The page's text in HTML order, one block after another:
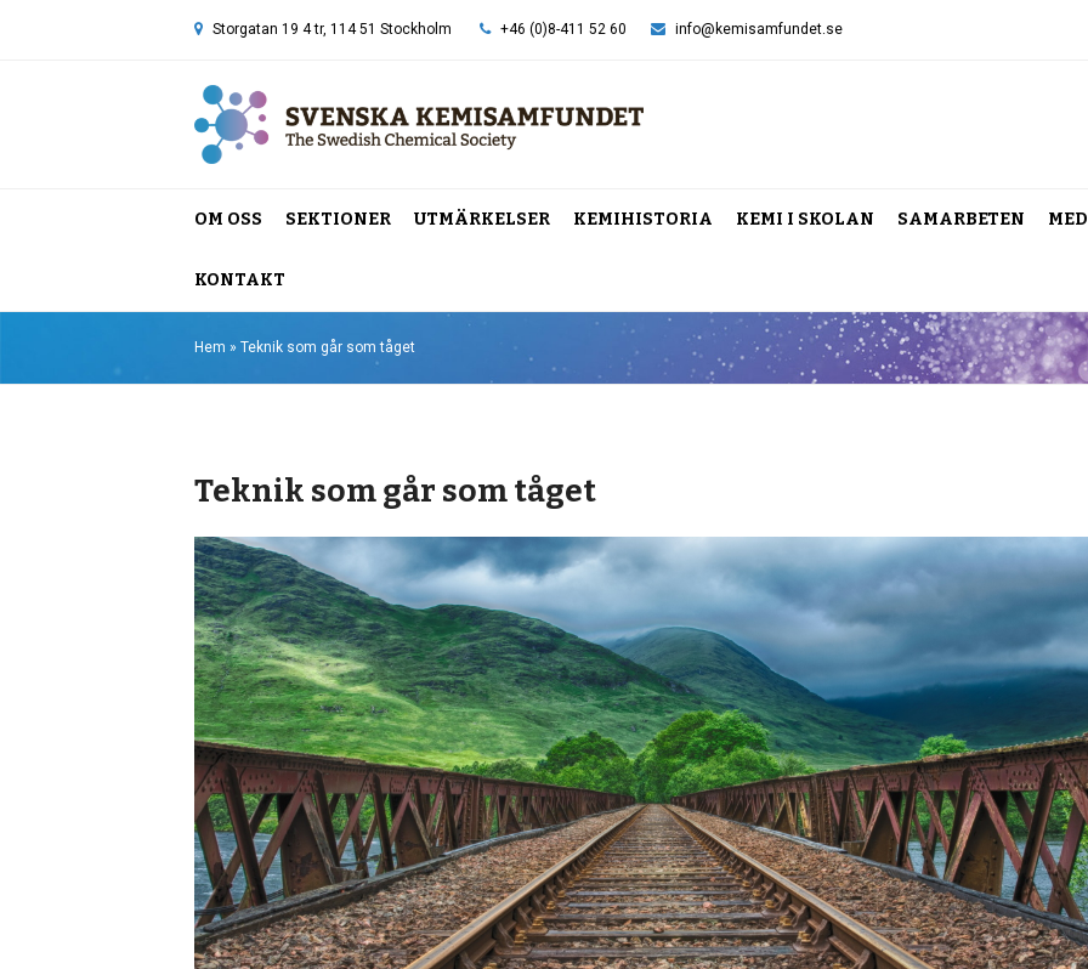
Storgatan 19 4 tr, 114 51 Stockholm +46 (0)8-411 52 60 info@kemisamfundet.se
OM OSS SEKTIONER UTMÄRKELSER KEMIHISTORIA KEMI I SKOLAN SAMARBETEN
KONTAKT
Hem » Teknik som går som tåget
Teknik som går som tåget